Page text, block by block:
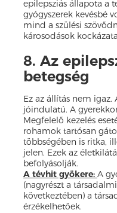
epilepsziás állapota a
gyógyszerek kevésbé
mind a szülési
károsodások
8. Az
betegség
Ez az állítás nem
jóindulatú. A
Megfelelő kezelés
rohamok tartósan
többségében is ritka,
jelen. Ezek az
befolyásolják.
A tévhit gyökere: A
(nagyrészt a
következtében) a
érzékelhetőek.